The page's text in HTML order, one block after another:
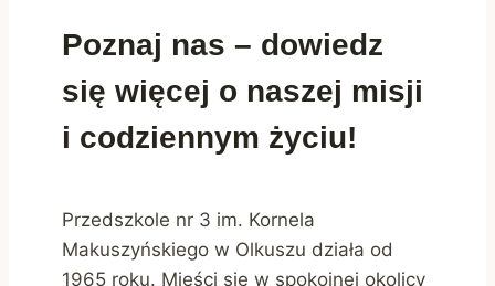
Poznaj nas – dowiedz
się więcej o naszej misji
i codziennym życiu!
Przedszkole nr 3 im. Kornela
Makuszyńskiego w Olkuszu działa od
1965 roku. Mieści się w spokojnej okolicy